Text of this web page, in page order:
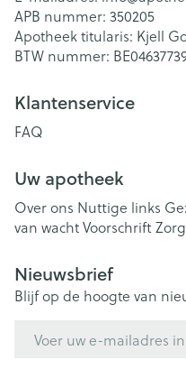
APB nummer: 350205
Apotheek titularis: Kjell
BTW nummer:
Klantenservice
FAQ
Uw apotheek
Over ons Nuttige links
van wachtVoorschrift
Nieuwsbrief
Blijf op de hoogte van